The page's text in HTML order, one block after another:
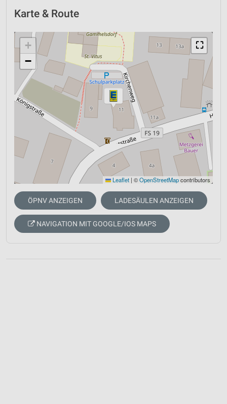
Karte & Route
⛶
+
−
Leaflet | ©OpenStreetMapcontributors
ÖPNV ANZEIGEN LADESÄULEN ANZEIGEN
NAVIGATION MIT GOOGLE/IOS MAPS